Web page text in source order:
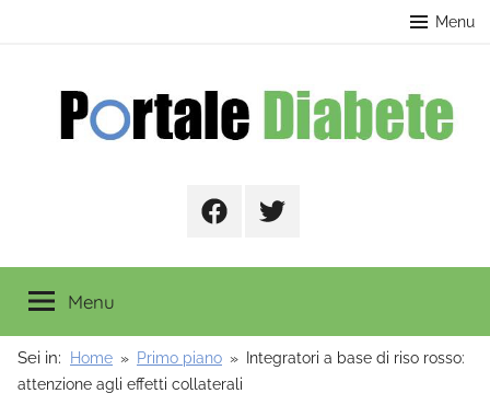
Menu
FacebookTwitter
Menu
Sei in: Home Primo piano
Integratori a base di riso rosso:
attenzione agli effetti collaterali